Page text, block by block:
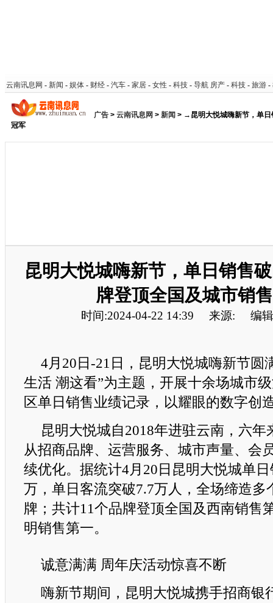
云南讯息网 - 新闻 - 娱体 - 财经 - 汽车 - 家居 - 女性 - 科技 - 导航 房产 - 科技 - 旅游 -
广告> 云南讯息网 > 新闻 > →昆明大悦城嗨新节，单
冠军
昆明大悦城嗨新节，单日销售
牌登顶全国及城市销
时间:2024-04-22 14:39 来源: 编
4月20日-21日，昆明大悦城嗨新节圆
生活 潮这看”为主题，开展十余场城市
区单日销售业绩记录，以耀眼的数字创
昆明大悦城自2018年进驻云南，六年
从招商品牌、运营服务、城市声量、会
续优化。据统计4月20日昆明大悦城单
万，单日客流突破7.7万人，全场缔造多
牌；共计11个品牌登顶全国及西南销售
明销售第一。
诚意满满 周年庆活动惊喜不断
嗨新节期间，昆明大悦城携手招商银